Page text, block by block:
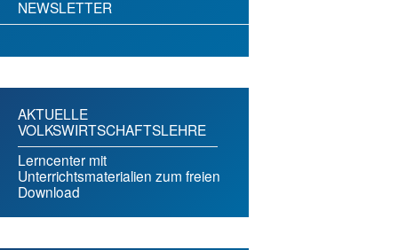
NEWSLETTER
AKTUELLE
VOLKSWIRTSCHAFTSLEHRE
Lerncenter mit
Unterrichtsmaterialien zum freien
Download